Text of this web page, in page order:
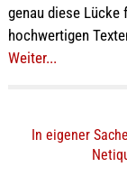
genau diese
hochwertigen
Weiter...
In eigener Sache